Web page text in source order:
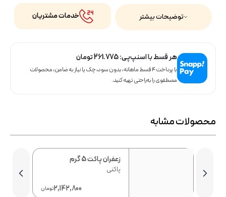
خدمات مشتریان توضیحات بیشتر
هر قسط با اسنپ‌پی:261.775تومان
با پرداخت ۴ قسط ماهانه، بدون سود، چک یا نیاز به ضامن، محصولات
مصطفوی را به‌راحتی تهیه کنید.
محصولات مشابه
زعفران پاکت 5 گرم
پاکتی
2,142,800تومان